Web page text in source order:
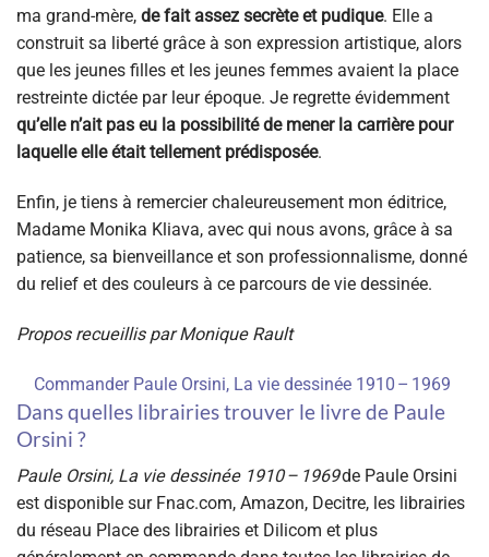
ma grand-mère, de fait assez secrète et pudique. Elle a
construit sa liberté grâce à son expression artistique, alors
que les jeunes filles et les jeunes femmes avaient la place
restreinte dictée par leur époque. Je regrette évidemment
qu’elle n’ait pas eu la possibilité de mener la carrière pour
laquelle elle était tellement prédisposée.
Enfin, je tiens à remercier chaleureusement mon éditrice,
Madame Monika Kliava, avec qui nous avons, grâce à sa
patience, sa bienveillance et son professionnalisme, donné
du relief et des couleurs à ce parcours de vie dessinée.
Propos recueillis par Monique Rault
Commander Paule Orsini, La vie dessinée 1910 – 1969
Dans quelles librairies trouver le livre de Paule
Orsini ?
Paule Orsini, La vie dessinée 1910 – 1969de Paule Orsini
est disponible sur Fnac.com, Amazon, Decitre, les librairies
du réseau Place des librairies et Dilicom et plus